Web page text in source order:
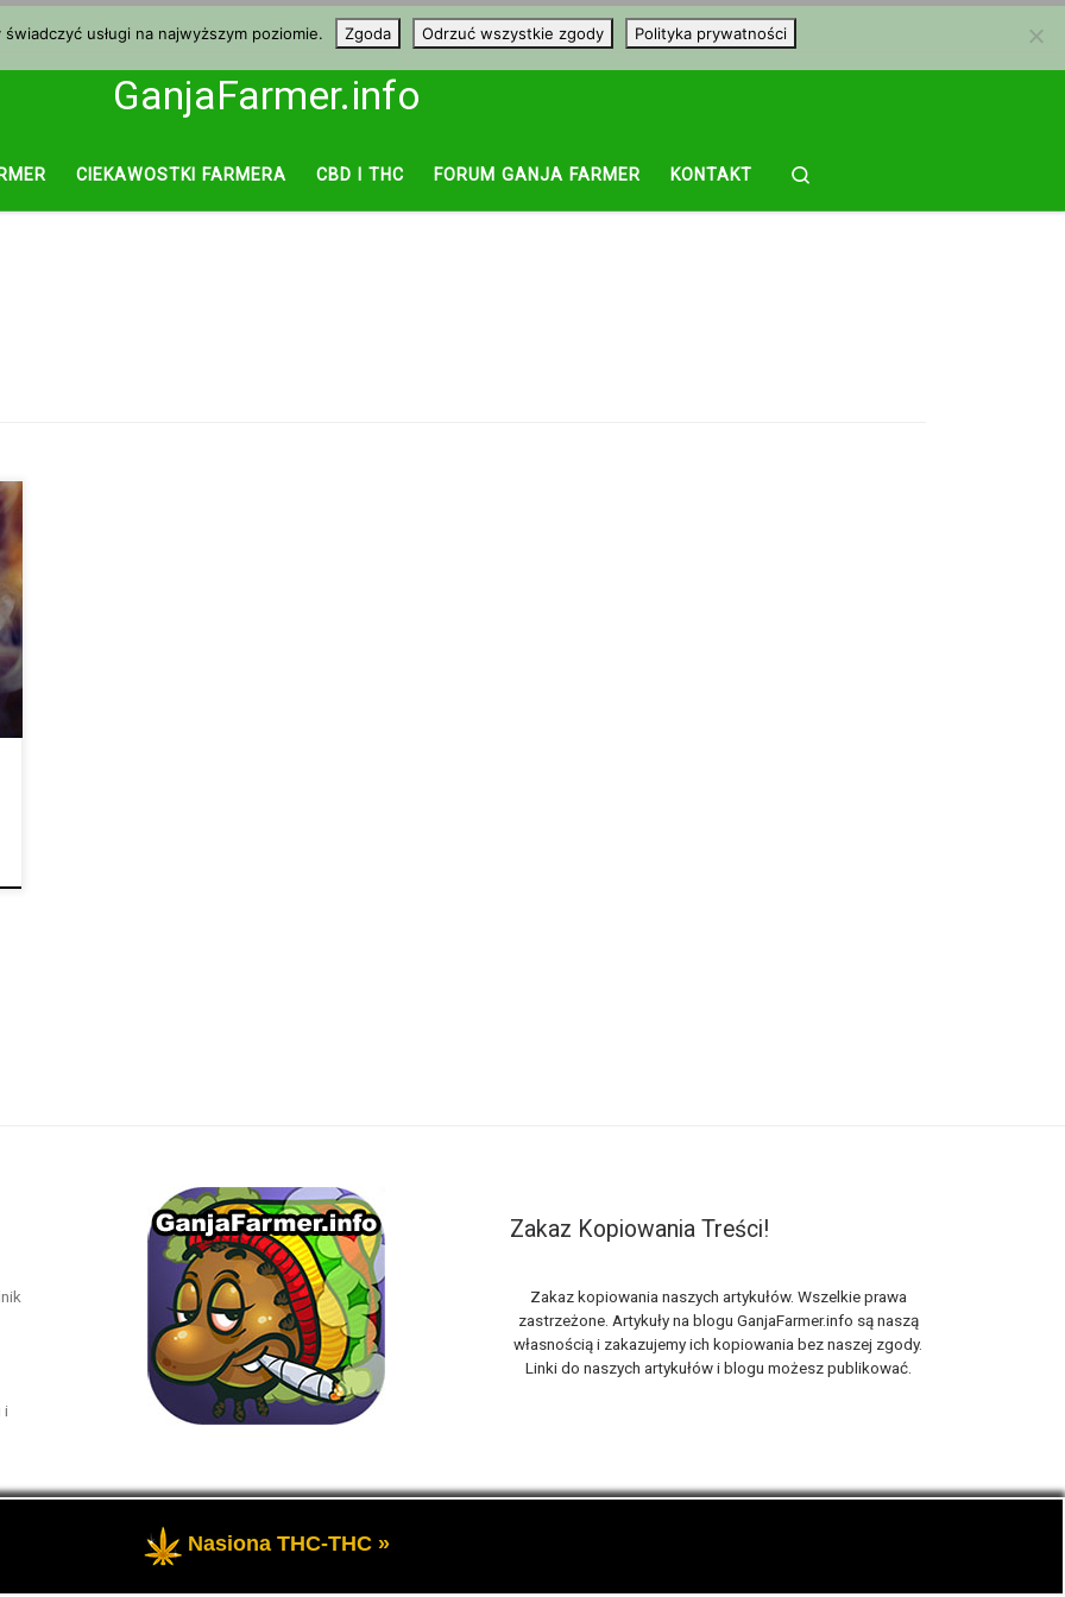
GanjaFarmer.info
CIEKAWOSTKI FARMERA CBD I THC FORUM GANJA FARMER KONTAKT
i
Zakaz Kopiowania Treści!
Zakaz kopiowania naszych artykułów. Wszelkie prawa
zastrzeżone. Artykuły na blogu GanjaFarmer.info są naszą
własnością i zakazujemy ich kopiowania bez naszej zgody.
Linki do naszych artykułów i blogu możesz publikować.
- Marihuana THC i rośliny konopi oraz cannabis CBD, to tematyka blogu konopnego Ganja Farmer.
usługi na najwyższym poziomie. Zgoda Odrzuć wszystkie zgody Polityka prywatności
Nasiona THC-THC »